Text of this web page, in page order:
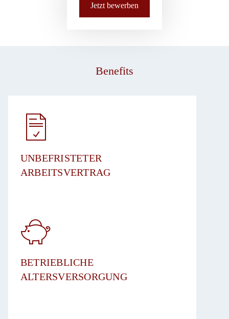
Jetzt bewerben
Benefits
UNBEFRISTETER
ARBEITSVERTRAG​
BETRIEBLICHE
ALTERSVERSORGUNG​